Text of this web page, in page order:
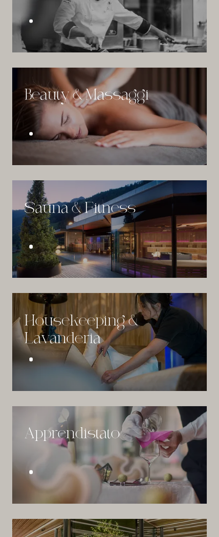
Beauty & Massaggi
Sauna & Fitness
Housekeeping &
Lavanderia
Apprendistato